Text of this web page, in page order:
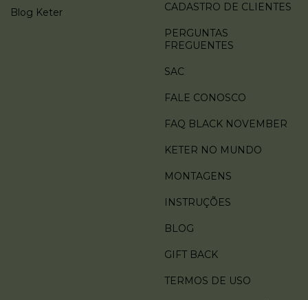
Blog Keter CADASTRO DE CLIENTES
PERGUNTAS
FREGUENTES
SAC
FALE CONOSCO
FAQ BLACK NOVEMBER
KETER NO MUNDO
MONTAGENS
INSTRUÇÕES
BLOG
GIFT BACK
TERMOS DE USO